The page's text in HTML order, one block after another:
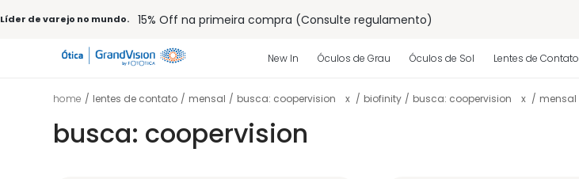
Líder de varejo no mundo.
15% Off na primeira compra (Consulte regulamento)
Loja online de lentes de contato e óculos
10% off pagamento
Entrega para todo Brasil
15% Off na primeira compra (Consulte regulamento)
32% off no combo - cons. reg.
New In Óculos de Grau Óculos de Sol Lentes de Contato
lentes de contato mensal busca: coopervision x biofinity busca: coopervision x mensal
busca: coopervision